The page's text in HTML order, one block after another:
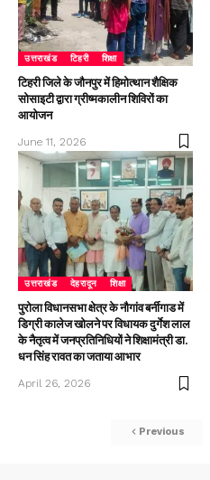
उत्तराखंड टिहरी शिक्षा
टिहरी जिले के जौनपुर में हिमोत्थान शैक्षिक
सोसाइटी द्वारा ग्रीष्मकालीन शिविरों का
आयोजन
June 11, 2026
उत्तराखंड देहरादून शिक्षा
पुरोला विधानसभा क्षेत्र के नौगांव बर्नीगाड में
डिग्री कालेज खोलने पर विधायक दुर्गेश लाल
के नैतृत्व में जनप्रतिनिधियों ने शिक्षामंत्री डा.
धन सिंह रावत का जताया आभार
April 26, 2026
Previous